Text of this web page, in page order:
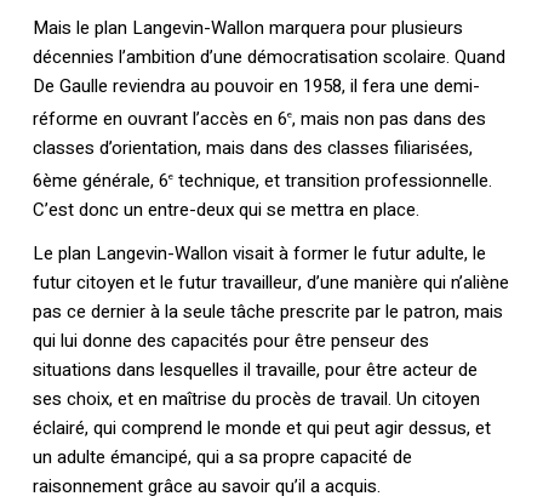
Mais le plan Langevin-Wallon marquera pour plusieurs
décennies l’ambition d’une démocratisation scolaire. Quand
De Gaulle reviendra au pouvoir en 1958, il fera une demi-
réforme en ouvrant l’accès en 6e, mais non pas dans des
classes d’orientation, mais dans des classes filiarisées,
6ème générale, 6etechnique, et transition professionnelle.
C’est donc un entre-deux qui se mettra en place.
Le plan Langevin-Wallon visait à former le futur adulte, le
futur citoyen et le futur travailleur, d’une manière qui n’aliène
pas ce dernier à la seule tâche prescrite par le patron, mais
qui lui donne des capacités pour être penseur des
situations dans lesquelles il travaille, pour être acteur de
ses choix, et en maîtrise du procès de travail. Un citoyen
éclairé, qui comprend le monde et qui peut agir dessus, et
un adulte émancipé, qui a sa propre capacité de
raisonnement grâce au savoir qu’il a acquis.